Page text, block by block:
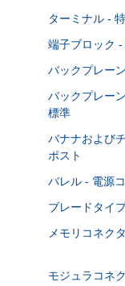
ターミナル -
端子ブロック -
バックプレー
バックプレー
標準
バナナおよび
ポスト
バレル - 電源
ブレードタイ
メモリコネク
モジュラコネ